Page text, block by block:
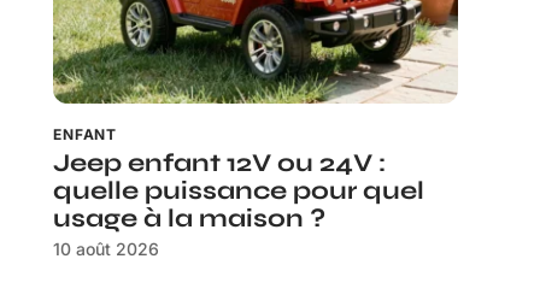
ENFANT
Jeep enfant 12V ou 24V :
quelle puissance pour quel
usage à la maison ?
10 août 2026